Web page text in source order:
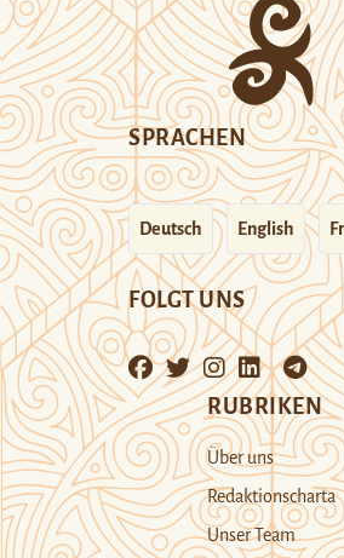
SPRACHEN
Deutsch English
FOLGT UNS
RUBRIKEN
Über uns
Redaktionscharta
Unser Team